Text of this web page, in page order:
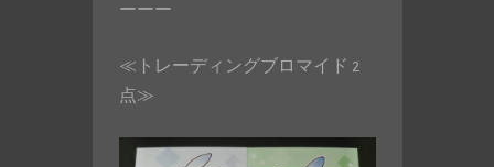
ーーー
≪トレーディングブロマイド 2
点≫